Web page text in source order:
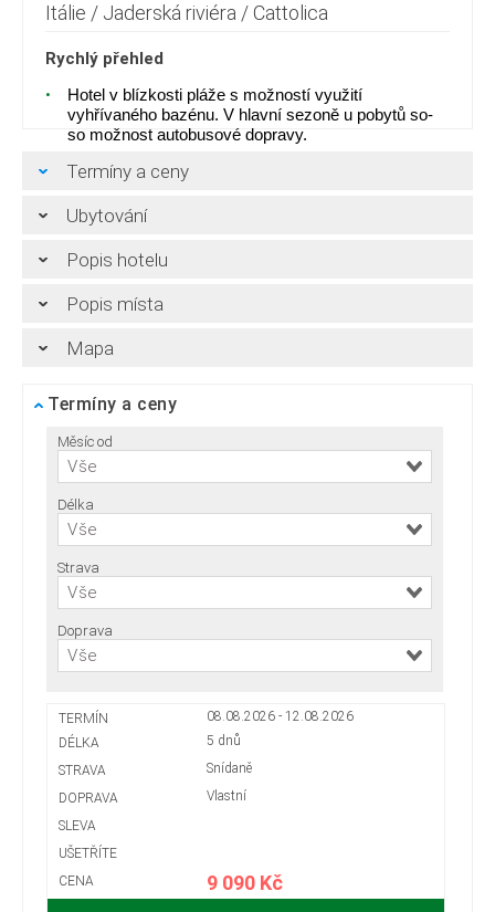
Itálie / Jaderská riviéra / Cattolica
Rychlý přehled
Hotel v blízkosti pláže s možností využití
vyhřívaného bazénu. V hlavní sezoně u pobytů so-
so možnost autobusové dopravy.
Termíny a ceny
Ubytování
Popis hotelu
Popis místa
Mapa
Termíny a ceny
Měsíc od
Vše
Délka
Vše
Strava
Vše
Doprava
Vše
08.08.2026 - 12.08.2026
5 dnů
Snídaně
Vlastní
9 090 Kč